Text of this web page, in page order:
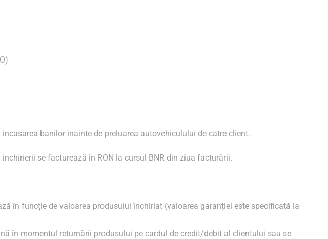
banilor inainte de preluarea autovehiculului de catre client.
se facturează în RON la cursul BNR din ziua facturării.
în funcție de valoarea produsului închiriat (valoarea garanției este specificată la
în momentul returnării produsului pe cardul de credit/debit al clientului sau se